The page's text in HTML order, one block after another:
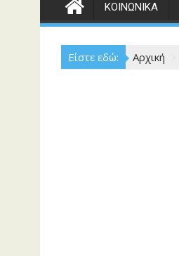
ΚΟΙΝΩΝΙΚΑ
Είστε εδώ: Αρχική